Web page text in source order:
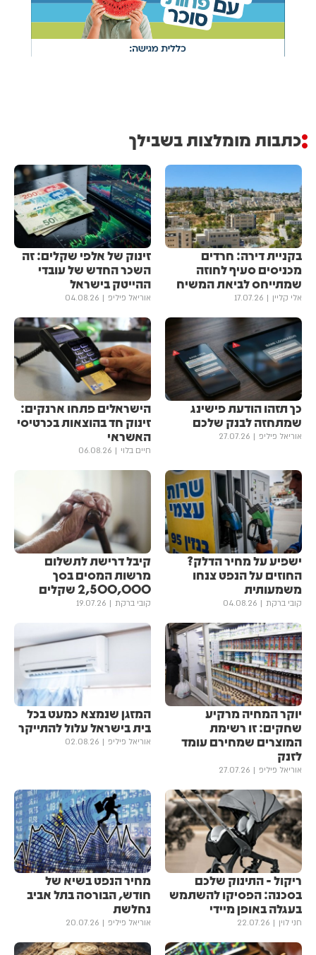
כתבות מומלצות בשבילך
בקניית דירה: חרדים
מכניסים סעיף לחוזה
שמתייחס לביאת המשיח
אלי קליין 17.07.26
זינוק של אלפי שקלים: זה
השכר החדש של עובדי
ההייטק בישראל
אוריאל פיליפ 04.08.26
כך תזהו הודעת פישינג
שמתחזה לבנק שלכם
אוריאל פיליפ 27.07.26
הישראלים פתחו ארנקים:
זינוק חד בהוצאות בכרטיסי
האשראי
חיים בלוי 06.08.26
ישפיע על מחיר הדלק?
החוזים על הנפט צנחו
משמעותית
קובי ברקת 04.08.26
קיבל דרישת לתשלום
מרשות המסים בסך
2,500,000 שקלים
קובי ברקת 19.07.26
יוקר המחיה מרקיע
שחקים: זו רשימת
המוצרים שמחירם עומד
לזנק
אוריאל פיליפ 27.07.26
המזגן שנמצא כמעט בכל
בית בישראל עלול להתייקר
אוריאל פיליפ 02.08.26
ריקול - התינוק שלכם
בסכנה: הפסיקו להשתמש
בעגלה באופן מיידי
חני לוין 22.07.26
מחיר הנפט בשיא של
חודש, הבורסה בתל אביב
נחלשת
אוריאל פיליפ 20.07.26